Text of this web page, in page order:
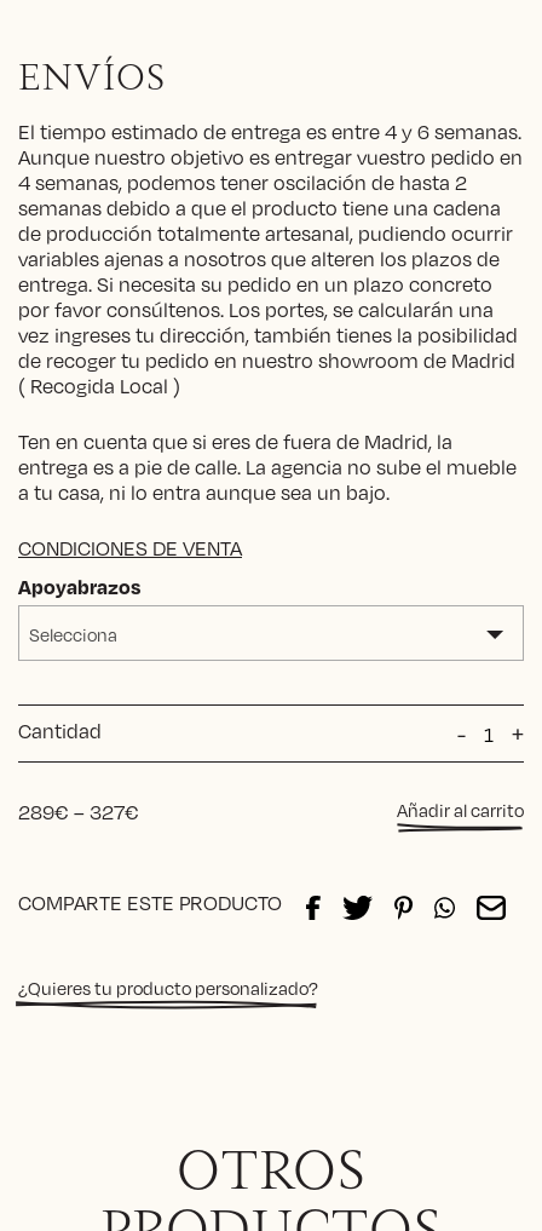
ENVÍOS
El tiempo estimado de entrega es entre 4 y 6 semanas.
Aunque nuestro objetivo es entregar vuestro pedido en
4 semanas, podemos tener oscilación de hasta 2
semanas debido a que el producto tiene una cadena
de producción totalmente artesanal, pudiendo ocurrir
variables ajenas a nosotros que alteren los plazos de
entrega. Si necesita su pedido en un plazo concreto
por favor consúltenos. Los portes, se calcularán una
vez ingreses tu dirección, también tienes la posibilidad
de recoger tu pedido en nuestro showroom de Madrid
( Recogida Local )
Ten en cuenta que si eres de fuera de Madrid, la
entrega es a pie de calle. La agencia no sube el mueble
a tu casa, ni lo entra aunque sea un bajo.
CONDICIONES DE VENTA
Apoyabrazos
Selecciona
Cantidad -
Silla
Beatriz
+
289€ –327€
327€
Añadir al carrito
COMPARTE ESTE PRODUCTO
¿Quieres tu producto personalizado?
OTROS